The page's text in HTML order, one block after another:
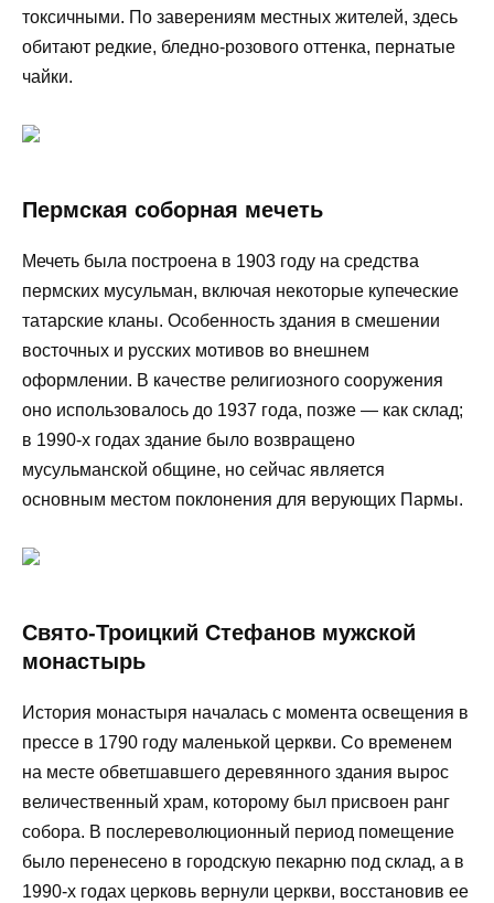
токсичными. По заверениям местных жителей, здесь
обитают редкие, бледно-розового оттенка, пернатые
чайки.
Пермская соборная мечеть
Мечеть была построена в 1903 году на средства
пермских мусульман, включая некоторые купеческие
татарские кланы. Особенность здания в смешении
восточных и русских мотивов во внешнем
оформлении. В качестве религиозного сооружения
оно использовалось до 1937 года, позже — как склад;
в 1990-х годах здание было возвращено
мусульманской общине, но сейчас является
основным местом поклонения для верующих Пармы.
Свято-Троицкий Стефанов мужской
монастырь
История монастыря началась с момента освещения в
прессе в 1790 году маленькой церкви. Со временем
на месте обветшавшего деревянного здания вырос
величественный храм, которому был присвоен ранг
собора. В послереволюционный период помещение
было перенесено в городскую пекарню под склад, а в
1990-х годах церковь вернули церкви, восстановив ее